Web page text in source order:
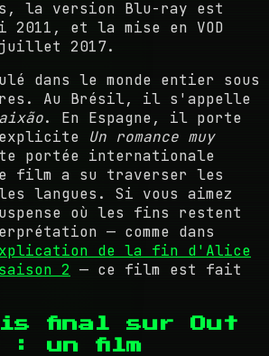
la version Blu-ray est
et la mise en VOD
juillet 2017.
dans le monde entier sous
Au Brésil, il s'appelle
. En Espagne, il porte
Un romance muy
portée internationale
film a su traverser les
langues. Si vous aimez
où les fins restent
— comme dans
de la fin d'Alice
2 — ce film est fait
final sur Out
: un film